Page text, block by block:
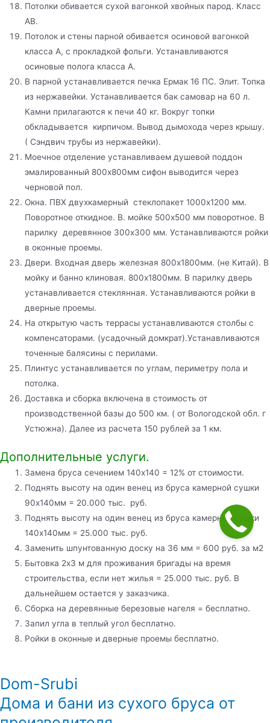
Потолки обивается сухой вагонкой хвойных парод. Класс
АВ.
Потолок и стены парной обивается осиновой вагонкой
класса А, с прокладкой фольги. Устанавливаются
осиновые полога класса А.
В парной устанавливается печка Ермак 16 ПС. Элит. Топка
из нержавейки. Устанавливается бак самовар на 60 л.
Камни прилагаются к печи 40 кг. Вокруг топки
обкладывается кирпичом. Вывод дымохода через крышу.
( Сэндвич трубы из нержавейки).
Моечное отделение устанавливаем душевой поддон
эмалированный 800х800мм сифон выводится через
черновой пол.
Окна. ПВХ двухкамерный стеклопакет 1000х1200 мм.
Поворотное откидное. В. мойке 500х500 мм поворотное. В
парилку деревянное 300х300 мм. Устанавливаются ройки
в оконные проемы.
Двери. Входная дверь железная 800х1800мм. (не Китай). В
мойку и банно клиновая. 800х1800мм. В парилку дверь
устанавливается стеклянная. Устанавливаются ройки в
дверные проемы.
На открытую часть террасы устанавливаются столбы с
компенсаторами. (усадочный домкрат).Устанавливаются
точенные балясины с перилами.
Плинтус устанавливается по углам, периметру пола и
потолка.
Доставка и сборка включена в стоимость от
производственной базы до 500 км. ( от Вологодской обл. г
Устюжна). Далее из расчета 150 рублей за 1 км.
Дополнительные услуги.
Замена бруса сечением 140х140 = 12% от стоимости.
Поднять высоту на один венец из бруса камерной сушки
90х140мм = 20.000 тыс. руб.
Поднять высоту на один венец из бруса камерной сушки
140х140мм = 25.000 тыс. руб.
Заменить шпунтованную доску на 36 мм = 600 руб. за м2
Бытовка 2х3 м для проживания бригады на время
строительства, если нет жилья = 25.000 тыс. руб. В
дальнейшем остается у заказчика.
Сборка на деревянные березовые нагеля = бесплатно.
Запил угла в теплый угол бесплатно.
Ройки в оконные и дверные проемы бесплатно.
Dom-Srubi
Дома и бани из сухого бруса от